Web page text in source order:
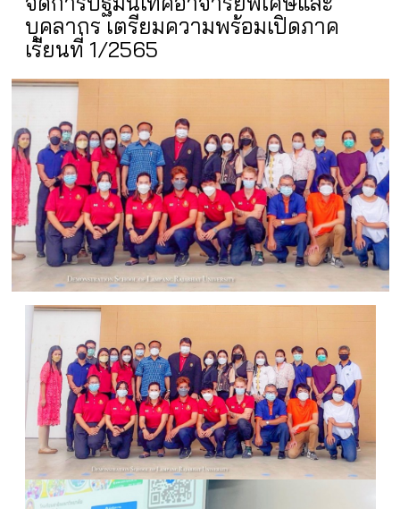
บุคลากร เตรียมความพร้อมเปิดภาค
เรียนที่ 1/2565